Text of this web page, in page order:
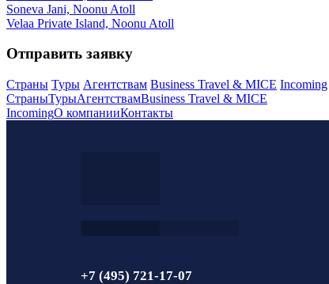
Soneva Jani, Noonu Atoll
Velaa Private Island, Noonu Atoll
Отправить заявку
Страны Туры Агентствам Business Travel & MICE Incoming
СтраныТурыАгентствамBusiness Travel & MICE
IncomingО компанииКонтакты
+7 (495) 721-17-07